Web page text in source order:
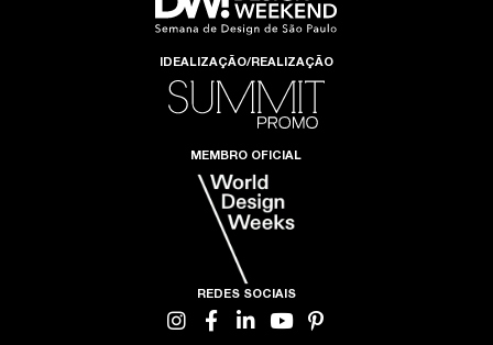
IDEALIZAÇÃO/REALIZAÇÃO
MEMBRO OFICIAL
REDES SOCIAIS